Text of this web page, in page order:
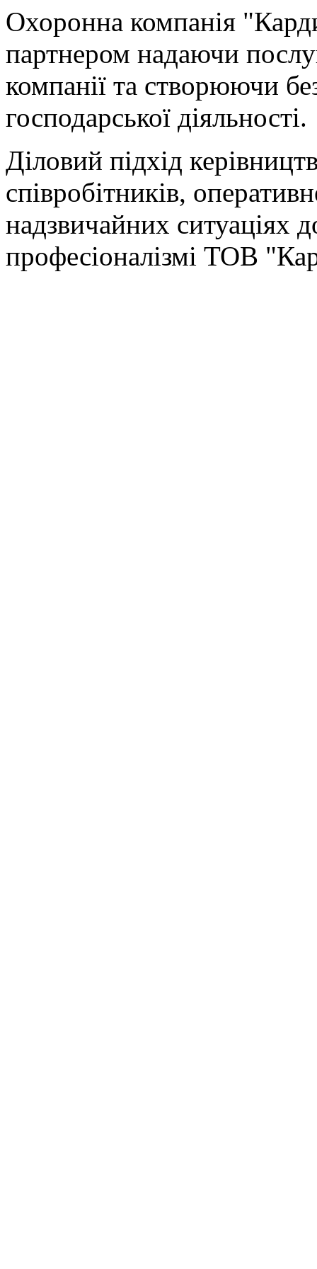
Охоронна компанія
партнером надаючи
компанії та створюючи
господарської діяльності.
Діловий підхід
співробітників,
надзвичайних ситуаціях
професіоналізмі ТОВ